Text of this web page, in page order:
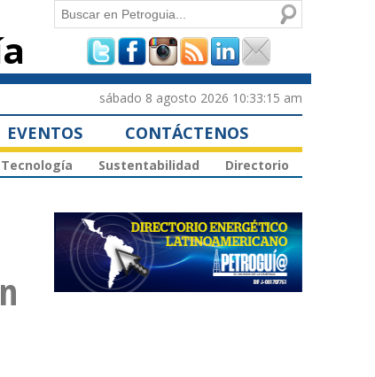
Formulario de
búsqueda
Buscar
sábado 8 agosto 2026 10:33:15 am
EVENTOS CONTÁCTENOS
Tecnología Sustentabilidad Directorio